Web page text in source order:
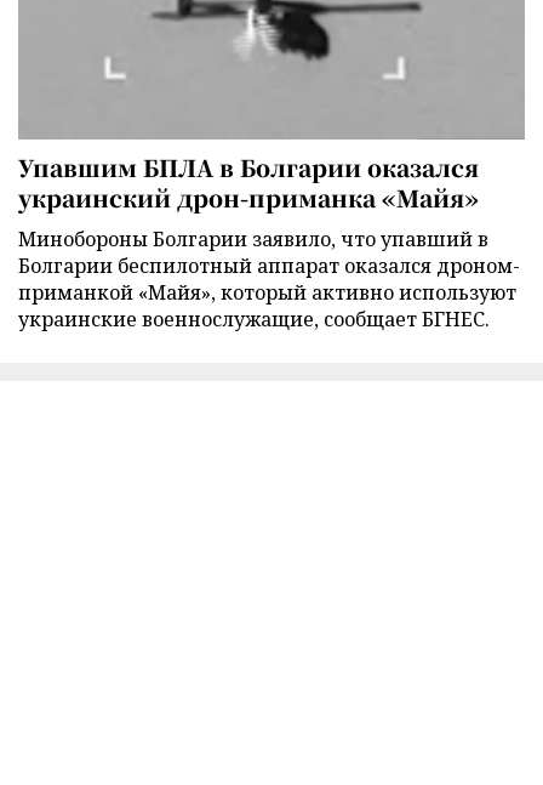
Упавшим БПЛА в Болгарии оказался
украинский дрон-приманка «Майя»
Минобороны Болгарии заявило, что упавший в
Болгарии беспилотный аппарат оказался дроном-
приманкой «Майя», который активно используют
украинские военнослужащие, сообщает БГНЕС.